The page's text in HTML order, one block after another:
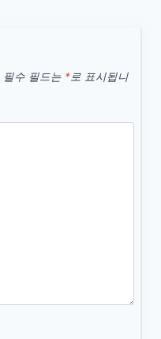
필수 필드는 *로 표시됩니